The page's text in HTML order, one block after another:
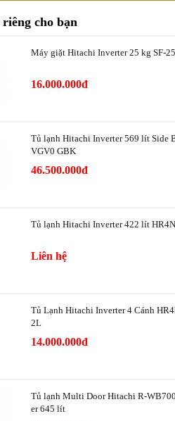
144 lít
396 lít
Tủ lạnh Mặt gương
kiệm
Có
Đệm cửa chống nấm mốc
Đèn LED
Bảng điều khiển cảm ứng
cho bạn
Máy giặt Hitachi Inverter 25 kg SF-
16.000.000đ
Tủ lạnh Hitachi Inverter 569 lít Side
VGV0 GBK
46.500.000đ
Tủ lạnh Hitachi Inverter 422 lít
Liên hệ
Tủ Lạnh Hitachi Inverter 4 Cánh
2L
14.000.000đ
Tủ lạnh Multi Door Hitachi R-
er 645 lít